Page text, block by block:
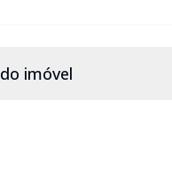
imóvel